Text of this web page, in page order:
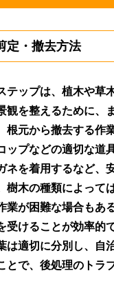
定・撤去方法
テップは、植木や草
観を整えるために、
根元から撤去する作
ップなどの適切な道
ネを着用するなど、
樹木の種類によって
業が困難な場合もあ
受けることが効率的
は適切に分別し、自
とで、後処理のトラ